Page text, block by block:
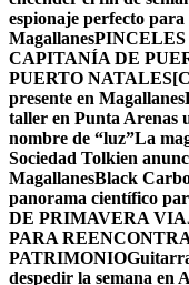
espionaje perfecto para
Magallanes
CAPITANÍA DE
PUERTO NATALES
presente en Magallanes
taller en Punta Arenas
nombre de “luz”La
Sociedad Tolkien
MagallanesBlack
panorama científico
DE PRIMAVERA
PARA
PATRIMONIO
despedir la semana en